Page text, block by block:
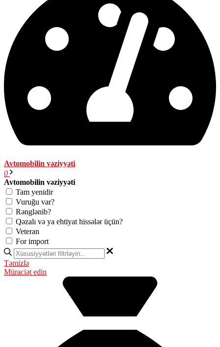
Avtomobilin vəziyyəti
0
Avtomobilin vəziyyəti
Tam yenidir
Vuruğu var?
Rənglənib?
Qəzalı və ya ehtiyat hissələr üçün?
Veteran
For import
Təmizlə
Müraciət edin